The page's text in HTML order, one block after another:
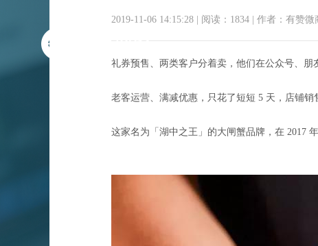
条条朋友圈点赞破
2019-11-06 14:15:28 阅读：1834 作者：有赞微
礼券预售、两类客户分着卖，他们在公众号、朋
老客运营、满减优惠，只花了短短 5 天，店铺销
这家名为「湖中之王」的大闸蟹品牌，在 2017